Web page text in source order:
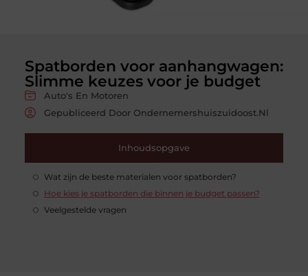
Spatborden voor aanhangwagen:
Slimme keuzes voor je budget
Auto's En Motoren
Gepubliceerd Door Ondernemershuiszuidoost.nl
Inhoudsopgave
Wat zijn de beste materialen voor spatborden?
Hoe kies je spatborden die binnen je budget passen?
Veelgestelde vragen